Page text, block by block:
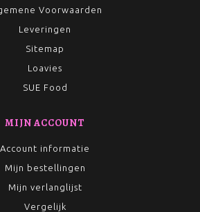
Voorwaarden
Leveringen
Sitemap
Loavies
SUE Food
MIJN ACCOUNT
Account informatie
Mijn bestellingen
Mijn verlanglijst
Vergelijk